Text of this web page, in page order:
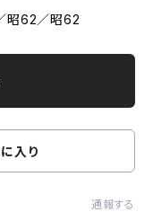
昭62／昭62
入り
通報する